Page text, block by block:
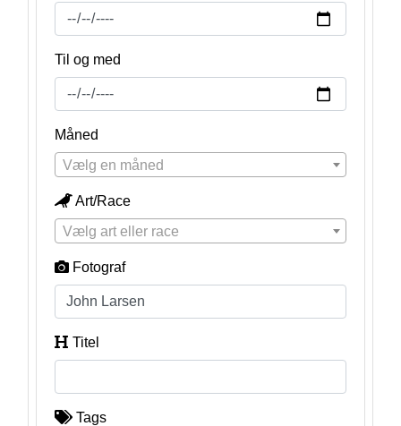
Til og med
Måned
Vælg en måned
Art/Race
Vælg art eller race
Fotograf
Titel
Tags